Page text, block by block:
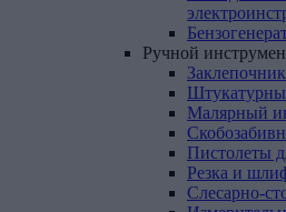
Ручной
Малярный
Пистолеты
Резка и
Слесарно-